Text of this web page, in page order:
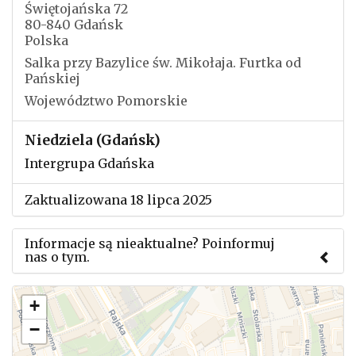
Świętojańska 72
80-840 Gdańsk
Polska
Salka przy Bazylice św. Mikołaja. Furtka od
Pańskiej
Województwo Pomorskie
Niedziela (Gdańsk)
Intergrupa Gdańska
Zaktualizowana 18 lipca 2025
Informacje są nieaktualne? Poinformuj
nas o tym.
Użyj tego formularza aby przesłać informację o
zmianach w powyższym mityngu.
+
−